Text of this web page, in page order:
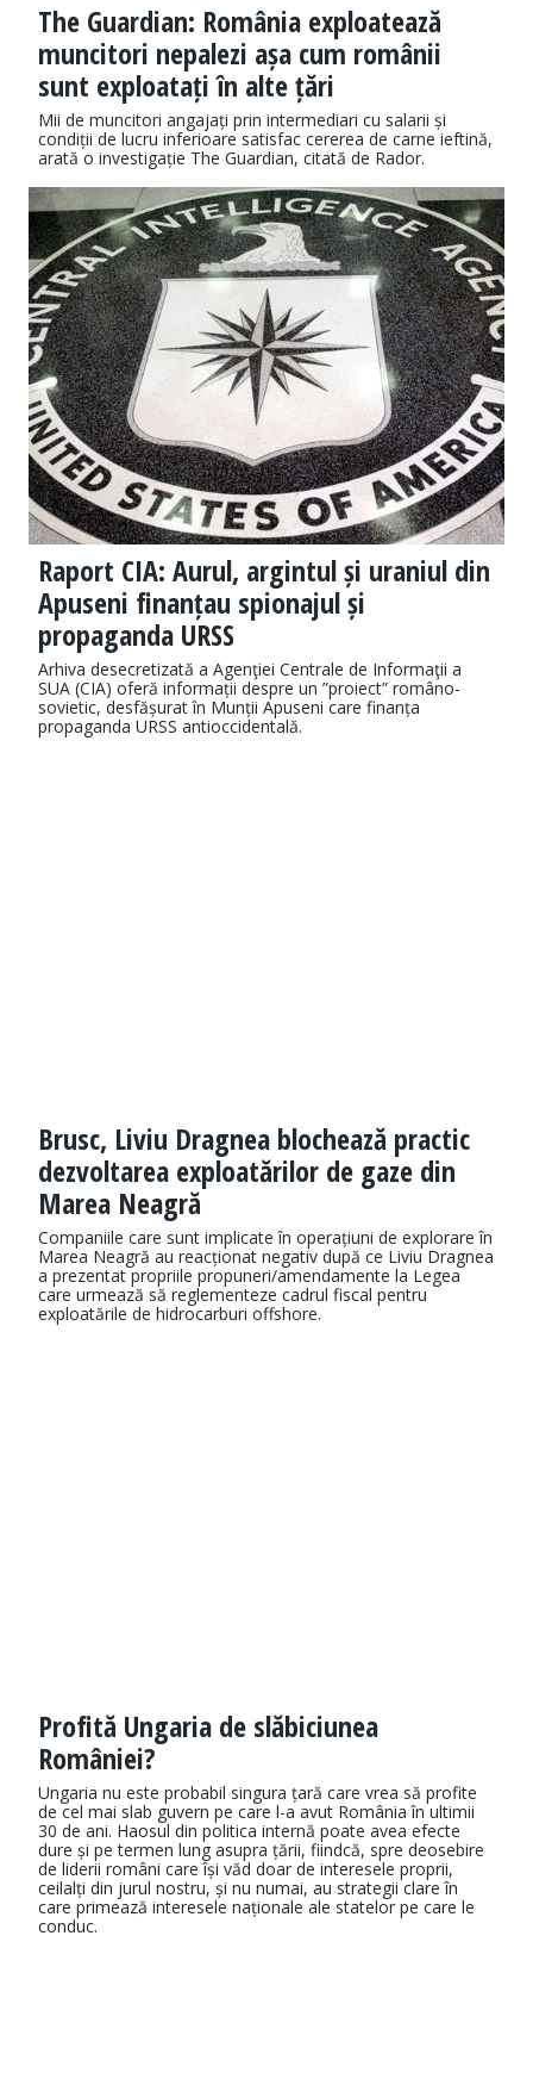
The Guardian: România exploatează
muncitori nepalezi așa cum românii
sunt exploatați în alte țări
Mii de muncitori angajați prin intermediari cu salarii și
condiții de lucru inferioare satisfac cererea de carne ieftină,
arată o investigație The Guardian, citată de Rador.
Raport CIA: Aurul, argintul și uraniul din
Apuseni finanțau spionajul și
propaganda URSS
Arhiva desecretizată a Agenţiei Centrale de Informaţii a
SUA (CIA) oferă informații despre un ”proiect” româno-
sovietic, desfășurat în Munții Apuseni care finanța
propaganda URSS antioccidentală.
Brusc, Liviu Dragnea blochează practic
dezvoltarea exploatărilor de gaze din
Marea Neagră
​Companiile care sunt implicate în operațiuni de explorare în
Marea Neagră au reacționat negativ după ce Liviu Dragnea
a prezentat propriile propuneri/amendamente la Legea
care urmează să reglementeze cadrul fiscal pentru
exploatările de hidrocarburi offshore.
Profită Ungaria de slăbiciunea
României?
Ungaria nu este probabil singura țară care vrea să profite
de cel mai slab guvern pe care l-a avut România în ultimii
30 de ani. Haosul din politica internă poate avea efecte
dure și pe termen lung asupra țării, fiindcă, spre deosebire
de liderii români care își văd doar de interesele proprii,
ceilalți din jurul nostru, și nu numai, au strategii clare în
care primează interesele naționale ale statelor pe care le
conduc.